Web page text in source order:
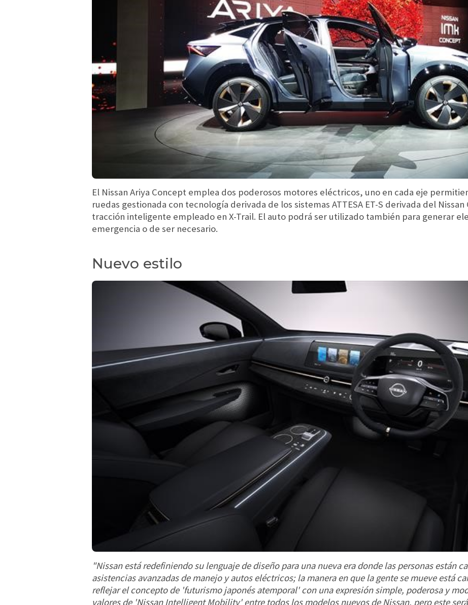
El Nissan Ariya Concept emplea dos poderosos motores eléctricos, uno en cada eje
ruedas gestionada con tecnología derivada de los sistemas ATTESA ET-S derivada del Nissan
tracción inteligente empleado en X-Trail. El auto podrá ser utilizado también para generar
emergencia o de ser necesario.
Nuevo estilo
"Nissan está redefiniendo su lenguaje de diseño para una nueva era donde las personas están
asistencias avanzadas de manejo y autos eléctricos; la manera en que la gente se mueve está
reflejar el concepto de 'futurismo japonés atemporal' con una expresión simple, poderosa y
valores de 'Nissan Intelligent Mobility' entre todos los modelos nuevos de Nissan, pero este